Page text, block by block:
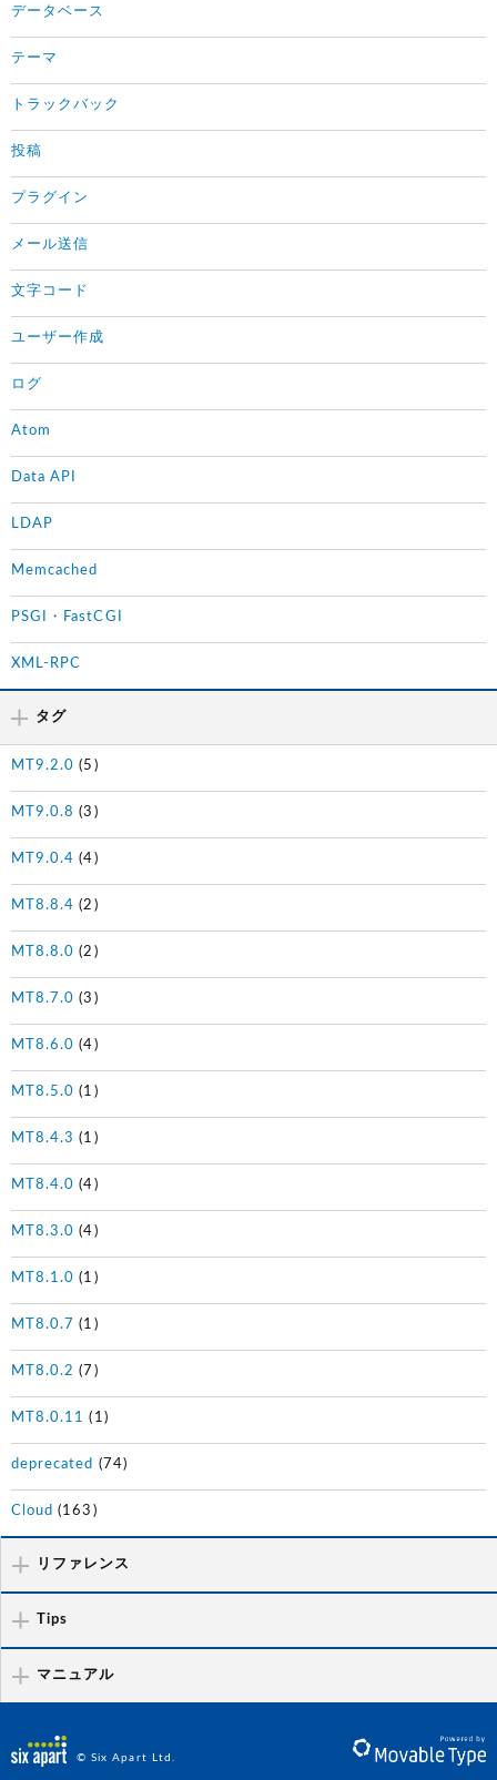
データベース
テーマ
トラックバック
投稿
プラグイン
メール送信
文字コード
ユーザー作成
ログ
Atom
Data API
LDAP
Memcached
PSGI・FastCGI
XML-RPC
タグ
MT9.2.0 (5)
MT9.0.8 (3)
MT9.0.4 (4)
MT8.8.4 (2)
MT8.8.0 (2)
MT8.7.0 (3)
MT8.6.0 (4)
MT8.5.0 (1)
MT8.4.3 (1)
MT8.4.0 (4)
MT8.3.0 (4)
MT8.1.0 (1)
MT8.0.7 (1)
MT8.0.2 (7)
MT8.0.11 (1)
deprecated (74)
Cloud (163)
リファレンス
Tips
マニュアル
© Six Apart Ltd.